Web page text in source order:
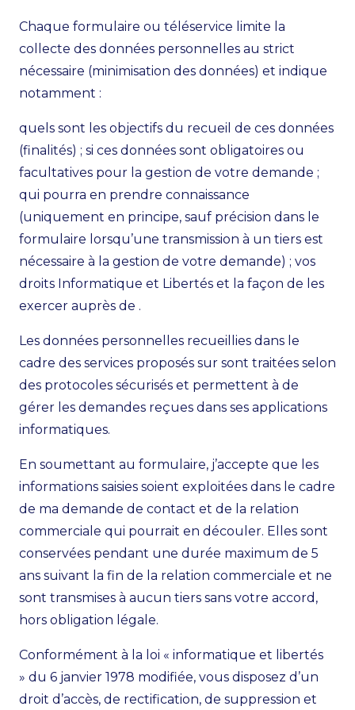
Chaque formulaire ou téléservice limite la
collecte des données personnelles au strict
nécessaire (minimisation des données) et indique
notamment :
quels sont les objectifs du recueil de ces données
(finalités) ; si ces données sont obligatoires ou
facultatives pour la gestion de votre demande ;
qui pourra en prendre connaissance
(uniquement en principe, sauf précision dans le
formulaire lorsqu’une transmission à un tiers est
nécessaire à la gestion de votre demande) ; vos
droits Informatique et Libertés et la façon de les
exercer auprès de .
Les données personnelles recueillies dans le
cadre des services proposés sur sont traitées selon
des protocoles sécurisés et permettent à de
gérer les demandes reçues dans ses applications
informatiques.
En soumettant au formulaire, j’accepte que les
informations saisies soient exploitées dans le cadre
de ma demande de contact et de la relation
commerciale qui pourrait en découler. Elles sont
conservées pendant une durée maximum de 5
ans suivant la fin de la relation commerciale et ne
sont transmises à aucun tiers sans votre accord,
hors obligation légale.
Conformément à la loi « informatique et libertés
» du 6 janvier 1978 modifiée, vous disposez d’un
droit d’accès, de rectification, de suppression et